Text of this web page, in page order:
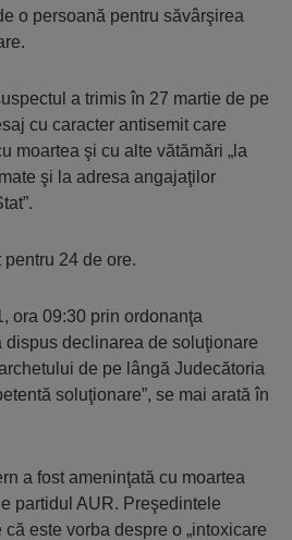
o persoană pentru săvârşirea
a trimis în 27 martie de pe
cu caracter antisemit care
moartea şi cu alte vătămări „la
şi la adresa angajaţilor
24 de ore.
ora 09:30 prin ordonanţa
dispus declinarea de soluţionare
de pe lângă Judecătoria
soluţionare”, se mai arată în
a fost ameninţată cu moartea
partidul AUR. Preşedintele
este vorba despre o „intoxicare